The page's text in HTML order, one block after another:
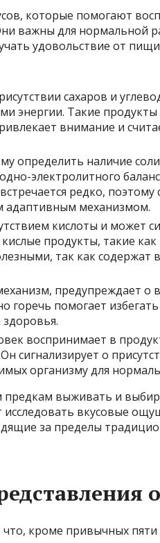
которые помогают
важны для нормальной
удовольствие от
сахаров и
энергии. Такие
внимание и
определить наличие
электролитного
редко, поэтому
адаптивным механизмом.
кислоты и может
продукты, такие
так как содержат
предупреждает о
горечь помогает
воспринимает в
сигнализирует о
организму для
выживать и
вкусовые
за пределы
кроме привычных пяти